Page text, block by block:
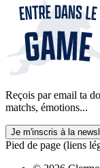
Reçois par email ta
matchs, émotions...
Je m'inscris à la
Pied de page (liens